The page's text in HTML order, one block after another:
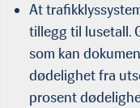
At
tillegg til lusetall.
som kan
dødelighet fra
prosent